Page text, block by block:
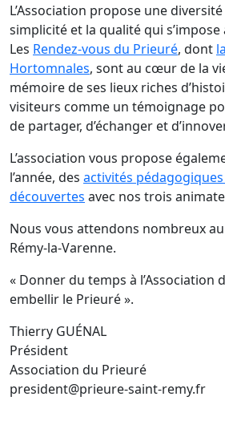
L’Association propose une
simplicité et la qualité qui s’impose
Les Rendez-vous du Prieuré, dont
Hortomnales, sont au cœur de la
mémoire de ses lieux riches
visiteurs comme un témoignage
de partager, d’échanger et
L’association vous propose
l’année, des activités
découvertes avec nos trois
Nous vous attendons nombreux
Rémy-la-Varenne.
« Donner du temps à l’Association
embellir le Prieuré ».
Thierry GUÉNAL
Président
Association du Prieuré
president@prieure-saint-remy.fr